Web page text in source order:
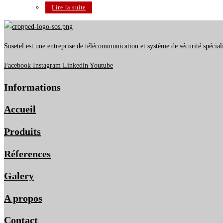
Lire la suite
Sosetel est une entreprise de télécommunication et système de sécurité
Facebook Instagram Linkedin Youtube
Informations
Accueil
Produits
Réferences
Galery
A propos
Contact